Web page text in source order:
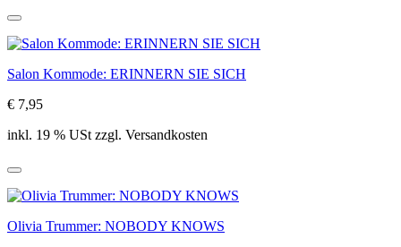
Salon Kommode: ERINNERN SIE SICH
€ 7,95
inkl. 19 % USt zzgl. Versandkosten
Olivia Trummer: NOBODY KNOWS